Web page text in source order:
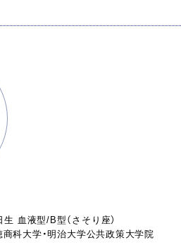
血液型/B型（さそり座）
科大学・明治大学公共政策大学院